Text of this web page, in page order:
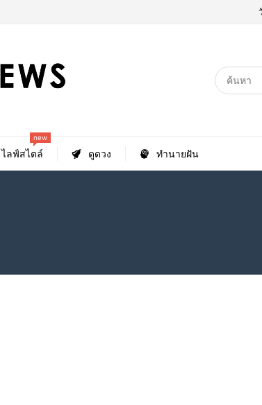
ไลฟ์สไตล์
new
ดูดวง ทำนายฝัน